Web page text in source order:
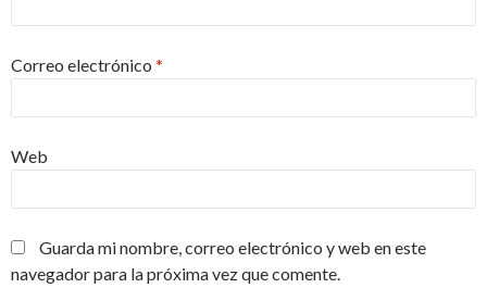
Correo electrónico *
Web
Guarda mi nombre, correo electrónico y web en este
navegador para la próxima vez que comente.